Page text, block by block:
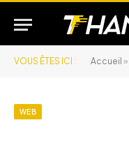
VOUS ÊTES ICI : Accueil »
WEB